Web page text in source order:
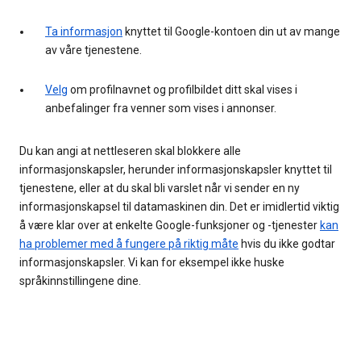
Ta informasjon knyttet til Google-kontoen din ut av mange
av våre tjenestene.
Velg om profilnavnet og profilbildet ditt skal vises i
anbefalinger fra venner som vises i annonser.
Du kan angi at nettleseren skal blokkere alle
informasjonskapsler, herunder informasjonskapsler knyttet til
tjenestene, eller at du skal bli varslet når vi sender en ny
informasjonskapsel til datamaskinen din. Det er imidlertid viktig
å være klar over at enkelte Google-funksjoner og -tjenester kan
ha problemer med å fungere på riktig måte hvis du ikke godtar
informasjonskapsler. Vi kan for eksempel ikke huske
språkinnstillingene dine.